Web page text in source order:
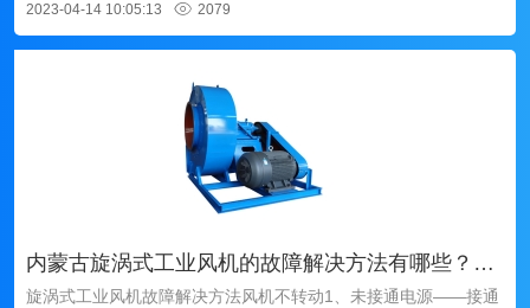
2023-04-14 10:05:13 2079
内蒙古旋涡式工业风机的故障解决方法有哪些？哈尔滨风机厂家告诉你
旋涡式工业风机故障解决方法风机不转动1、未接通电源——接通